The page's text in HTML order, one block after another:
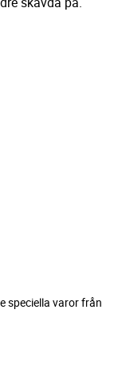
speciella varor från